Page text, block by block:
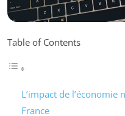
Table of Contents
L’impact de
France